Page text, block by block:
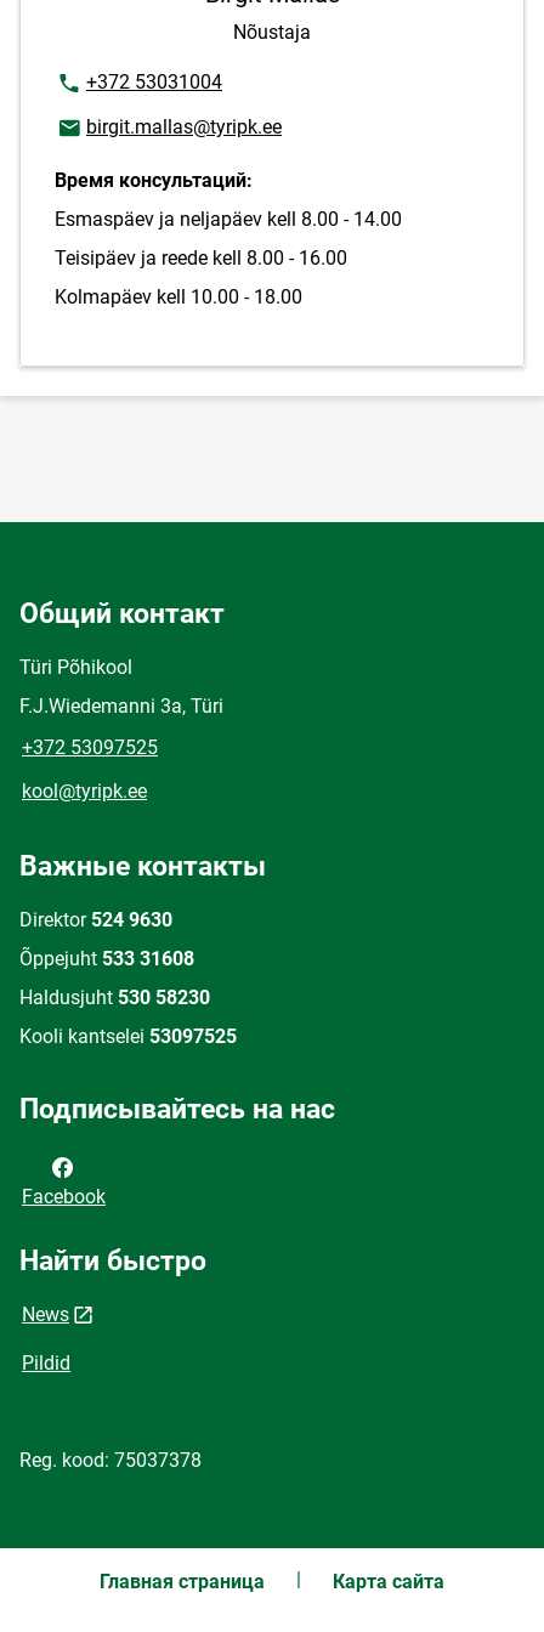
Nõustaja
Номер телефона
+372 53031004
E-mail адрес
birgit.mallas@tyripk.ee
Время консультаций:
Esmaspäev ja neljapäev kell 8.00 - 14.00
Teisipäev ja reede kell 8.00 - 16.00
Kolmapäev kell 10.00 - 18.00
Общий контакт
Türi Põhikool
F.J.Wiedemanni 3a, Türi
+372 53097525
kool@tyripk.ee
Важные контакты
Direktor 524 9630
Õppejuht 533 31608
Haldusjuht 530 58230
Kooli kantselei 53097525
Подписывайтесь на нас
Facebook
Найти быстро
News
Pildid
Reg. kood: 75037378
Главная страница Карта сайта